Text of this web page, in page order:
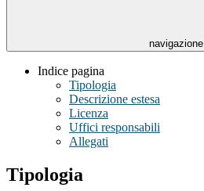
navigazione
Indice pagina
Tipologia
Descrizione estesa
Licenza
Uffici responsabili
Allegati
Tipologia